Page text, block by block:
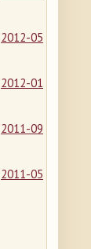
2012-05
2012-01
2011-09
2011-05